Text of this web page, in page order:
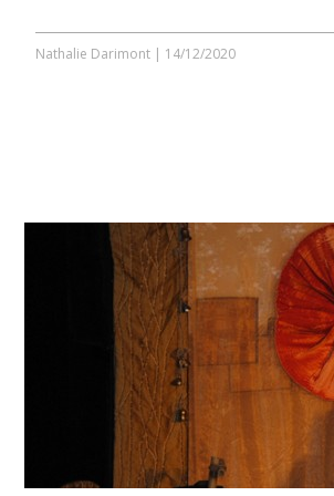
Nathalie Darimont | 14/12/2020